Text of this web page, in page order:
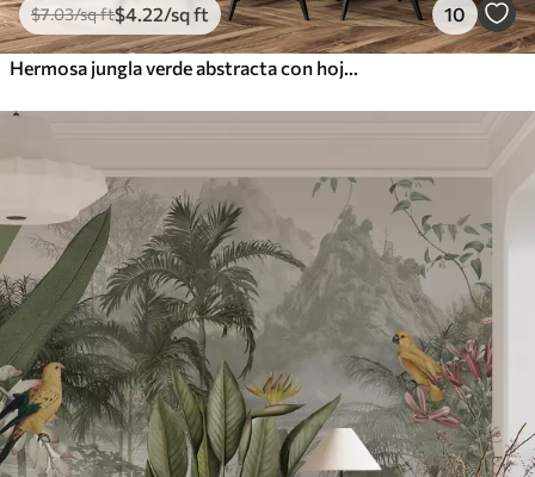
$7.03/sq ft$4 .22/sq ft 10